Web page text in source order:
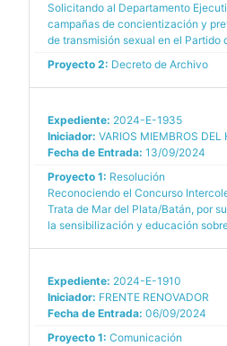
Solicitando al Departamento
campañas de concientización y
de transmisión sexual en el Partido
Proyecto 2: Decreto de Archivo
Expediente: 2024-E-1935
Iniciador: VARIOS MIEMBROS DEL
Fecha de Entrada: 13/09/2024
Proyecto 1: Resolución
Reconociendo el Concurso
Trata de Mar del Plata/Batán, por
la sensibilización y educación
Expediente: 2024-E-1910
Iniciador: FRENTE RENOVADOR
Fecha de Entrada: 06/09/2024
Proyecto 1: Comunicación